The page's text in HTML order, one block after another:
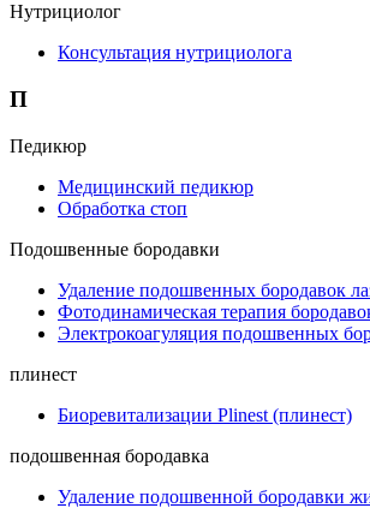
Нутрициолог
Консультация нутрициолога
П
Педикюр
Медицинский педикюр
Обработка стоп
Подошвенные бородавки
Удаление подошвенных бородавок
Фотодинамическая терапия
Электрокоагуляция подошвенных
плинест
Биоревитализации Plinest (плинест)
подошвенная бородавка
Удаление подошвенной бородавки